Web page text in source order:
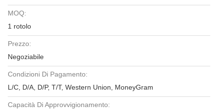
MOQ:
1 rotolo
Prezzo:
Negoziabile
Condizioni Di Pagamento:
L/C, D/A, D/P, T/T, Western Union, MoneyGram
Capacità Di Approvvigionamento: